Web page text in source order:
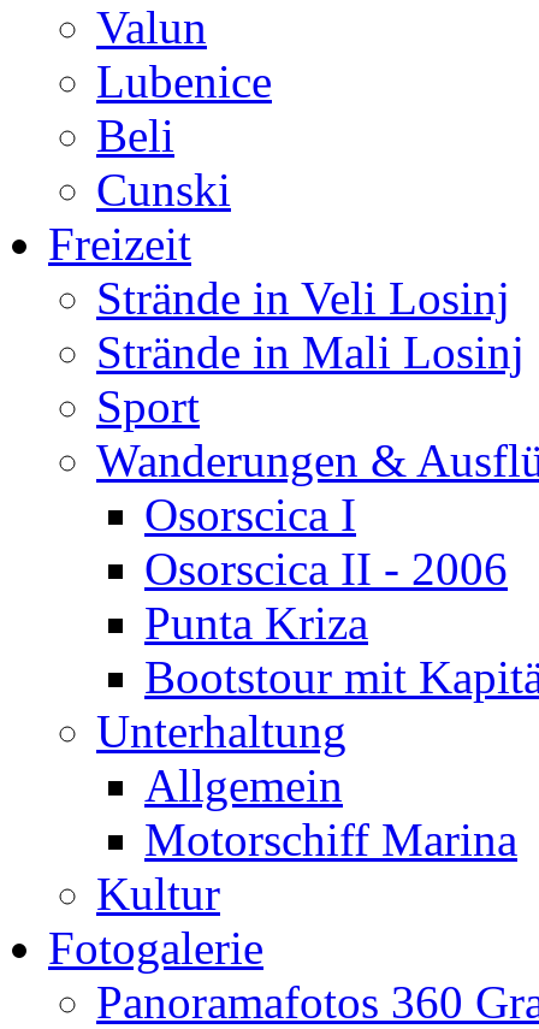
Valun
Lubenice
Beli
Cunski
Freizeit
Strände in Veli Losinj
Strände in Mali Losinj
Sport
Wanderungen &
Osorscica I
Osorscica II - 2006
Punta Kriza
Bootstour mit
Unterhaltung
Allgemein
Motorschiff Marina
Kultur
Fotogalerie
Panoramafotos 360